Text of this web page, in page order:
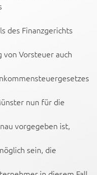
des Finanzgerichts
von Vorsteuer auch
nun für die
vorgegeben ist,
sein, die